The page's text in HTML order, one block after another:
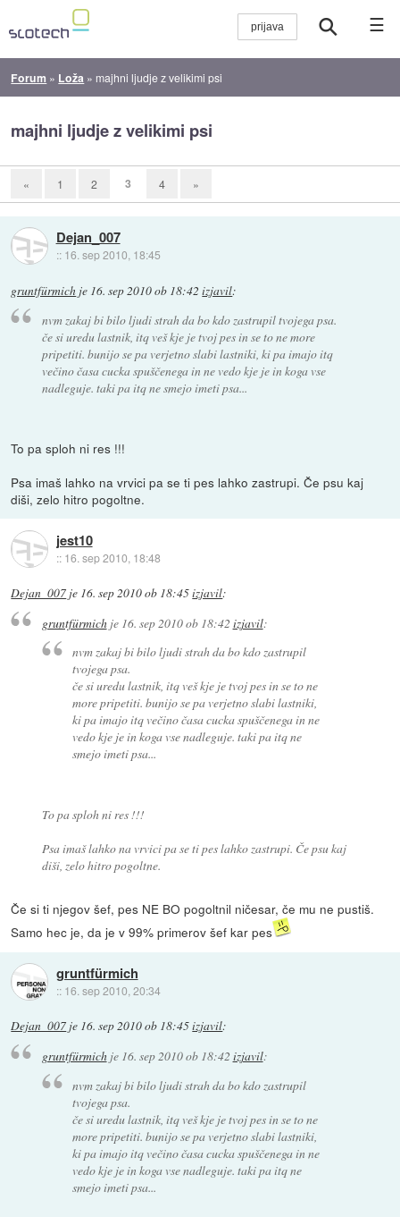
☰
Forum » Loža » majhni ljudje z velikimi psi
majhni ljudje z velikimi psi
« 1 2 3 4 »
Dejan_007
:: 16. sep 2010, 18:45
gruntfürmich je 16. sep 2010 ob 18:42 izjavil:
nvm zakaj bi bilo ljudi strah da bo kdo zastrupil tvojega psa.
če si uredu lastnik, itq veš kje je tvoj pes in se to ne more
pripetiti. bunijo se pa verjetno slabi lastniki, ki pa imajo itq
večino časa cucka spuščenega in ne vedo kje je in koga vse
nadleguje. taki pa itq ne smejo imeti psa...
To pa sploh ni res !!!
Psa imaš lahko na vrvici pa se ti pes lahko zastrupi. Če psu kaj
diši, zelo hitro pogoltne.
jest10
:: 16. sep 2010, 18:48
Dejan_007 je 16. sep 2010 ob 18:45izjavil:
gruntfürmichje 16. sep 2010 ob 18:42 izjavil:
nvm zakaj bi bilo ljudi strah da bo kdo zastrupil
tvojega psa.
če si uredu lastnik, itq veš kje je tvoj pes in se to ne
more pripetiti. bunijo se pa verjetno slabi lastniki,
ki pa imajo itq večino časa cucka spuščenega in ne
vedo kje je in koga vse nadleguje. taki pa itq ne
smejo imeti psa...
To pa sploh ni res !!!
Psa imaš lahko na vrvici pa se ti pes lahko zastrupi. Če psu kaj
diši, zelo hitro pogoltne.
Če si ti njegov šef, pes NE BO pogoltnil ničesar, če mu ne pustiš.
Samo hec je, da je v 99% primerov šef kar pes
gruntfürmich
:: 16. sep 2010, 20:34
Dejan_007 je 16. sep 2010 ob 18:45izjavil:
gruntfürmichje 16. sep 2010 ob 18:42 izjavil:
nvm zakaj bi bilo ljudi strah da bo kdo zastrupil
tvojega psa.
če si uredu lastnik, itq veš kje je tvoj pes in se to ne
more pripetiti. bunijo se pa verjetno slabi lastniki,
ki pa imajo itq večino časa cucka spuščenega in ne
vedo kje je in koga vse nadleguje. taki pa itq ne
smejo imeti psa...